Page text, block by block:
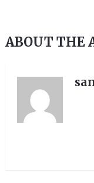
ABOUT THE